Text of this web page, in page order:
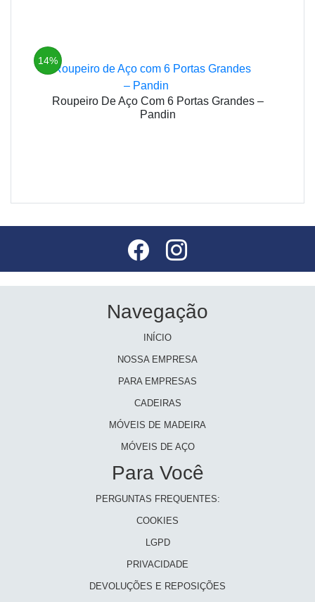
14%
Roupeiro De Aço Com 6 Portas Grandes –
Pandin
Navegação
INÍCIO
NOSSA EMPRESA
PARA EMPRESAS
CADEIRAS
MÓVEIS DE MADEIRA
MÓVEIS DE AÇO
Para Você
PERGUNTAS FREQUENTES:
COOKIES
LGPD
PRIVACIDADE
DEVOLUÇÕES E REPOSIÇÕES